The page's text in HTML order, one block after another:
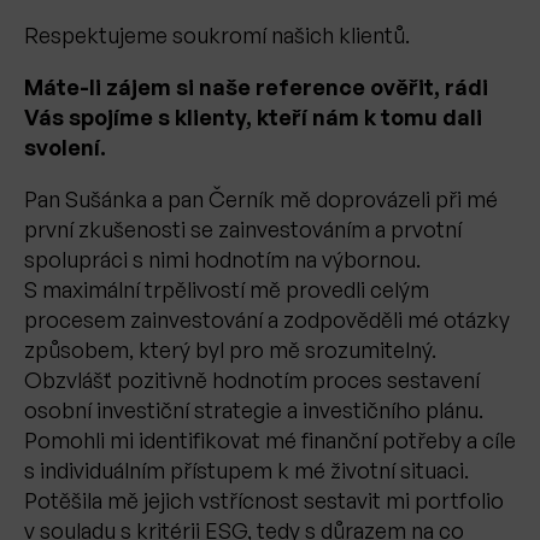
Respektujeme soukromí našich klientů.
Máte-li zájem si naše reference ověřit, rádi
Vás spojíme s klienty, kteří nám k tomu dali
svolení.
Pan Sušánka a pan Černík mě doprovázeli při mé
první zkušenosti se zainvestováním a prvotní
spolupráci s nimi hodnotím na výbornou.
S maximální trpělivostí mě provedli celým
procesem zainvestování a zodpověděli mé otázky
způsobem, který byl pro mě srozumitelný.
Obzvlášť pozitivně hodnotím proces sestavení
osobní investiční strategie a investičního plánu.
Pomohli mi identifikovat mé finanční potřeby a cíle
s individuálním přístupem k mé životní situaci.
Potěšila mě jejich vstřícnost sestavit mi portfolio
v souladu s kritérii ESG, tedy s důrazem na co